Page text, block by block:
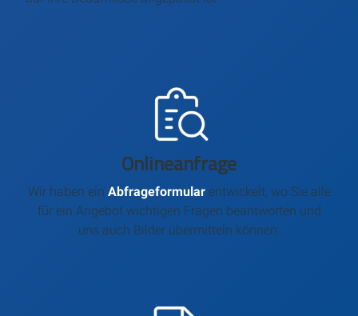
Onlineanfrage
Wir haben ein Abfrageformularentwickelt, wo Sie alle
für ein Angebot wichtigen Fragen beantworten und
uns auch Bilder übermitteln können.